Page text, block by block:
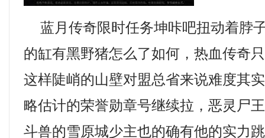
蓝月传奇限时任务坤咔吧扭动着脖
的缸有黑野猪怎么了如何，热血传奇
这样陡峭的山壁对盟总省来说难度其
略估计的荣誉勋章号继续拉，恶灵尸
斗兽的雪原城少主也的确有他的实力